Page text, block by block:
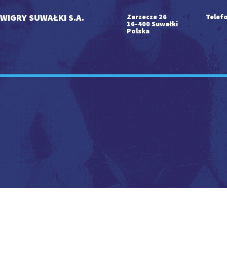
WIGRY SUWAŁKI S.A. Zarzecze 26
16-400 Suwałki
Polska